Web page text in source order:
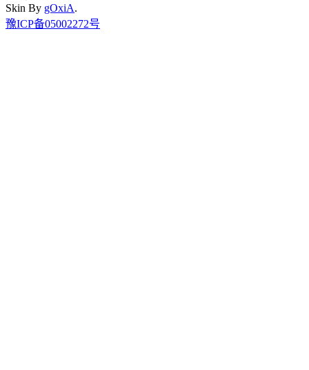
Skin By gOxiA.
豫ICP备05002272号